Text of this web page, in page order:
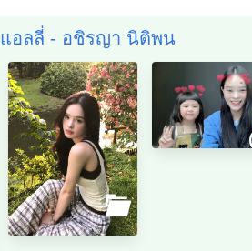
แอลลี่ - อชิรญา นิติพน